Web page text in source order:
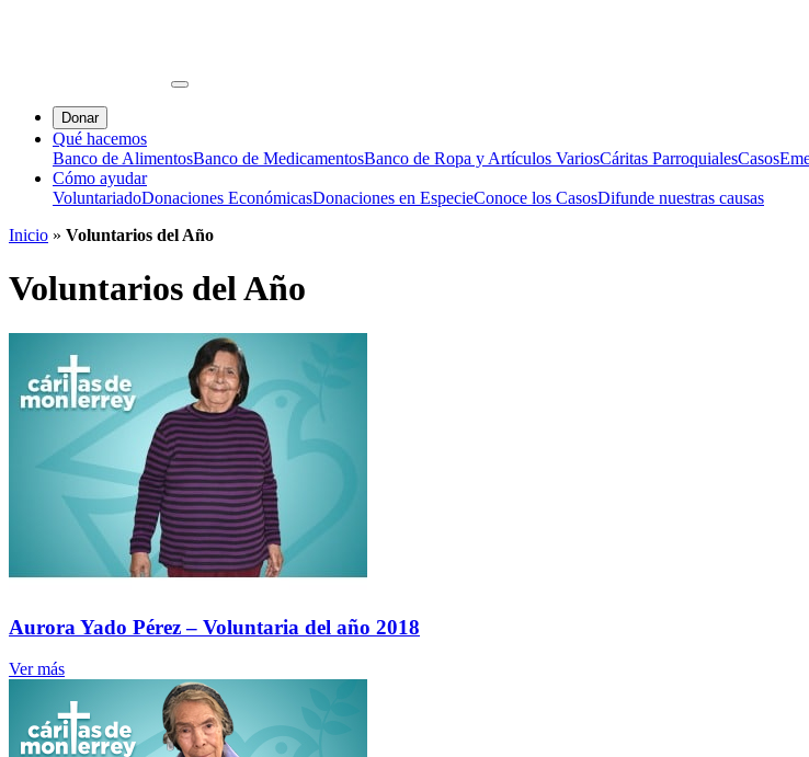
Donar
Qué hacemos
Banco de AlimentosBanco de MedicamentosBanco de Ropa y Artículos VariosCáritas ParroquialesCasos
Cómo ayudar
VoluntariadoDonaciones EconómicasDonaciones en EspecieConoce los CasosDifunde nuestras causas
Inicio » Voluntarios del Año
Voluntarios del Año
Aurora Yado Pérez – Voluntaria del año 2018
Ver más